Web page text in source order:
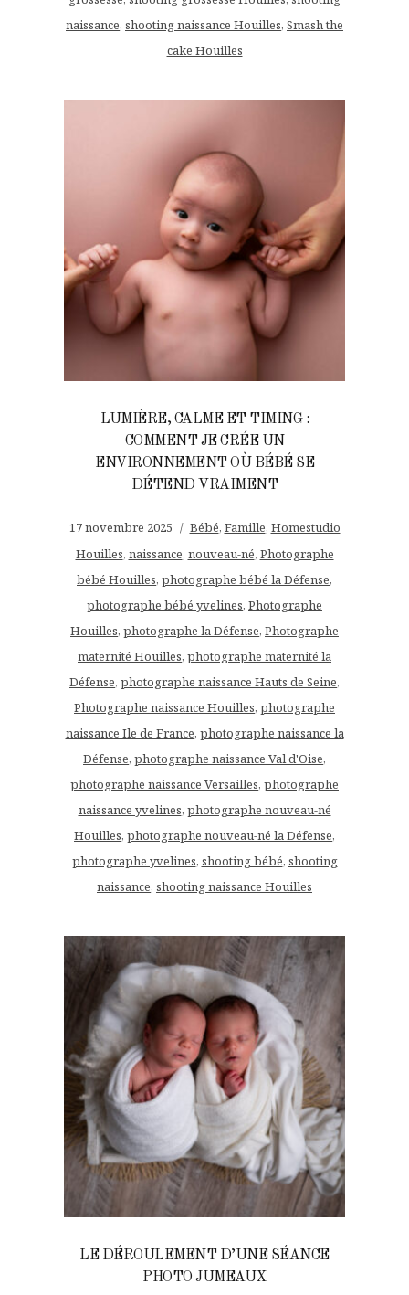
naissance, shooting naissance Houilles, Smash the
cake Houilles
LUMIÈRE, CALME ET TIMING :
COMMENT JE CRÉE UN
ENVIRONNEMENT OÙ BÉBÉ SE
DÉTEND VRAIMENT
17 novembre 2025 Bébé, Famille, Homestudio
Houilles, naissance, nouveau-né, Photographe
bébé Houilles, photographe bébé la Défense,
photographe bébé yvelines, Photographe
Houilles, photographe la Défense, Photographe
maternité Houilles, photographe maternité la
Défense, photographe naissance Hauts de Seine,
Photographe naissance Houilles, photographe
naissance Ile de France, photographe naissance la
Défense, photographe naissance Val d'Oise,
photographe naissance Versailles, photographe
naissance yvelines, photographe nouveau-né
Houilles, photographe nouveau-né la Défense,
photographe yvelines, shooting bébé, shooting
naissance, shooting naissance Houilles
LE DÉROULEMENT D’UNE SÉANCE
PHOTO JUMEAUX